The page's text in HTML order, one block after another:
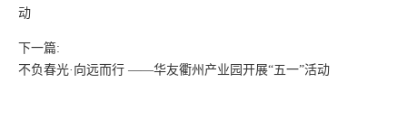
动
下一篇:
不负春光·向远而行 ——华友衢州产业园开展“五一”活动